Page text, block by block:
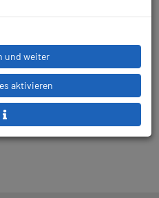
und weiter
aktivieren